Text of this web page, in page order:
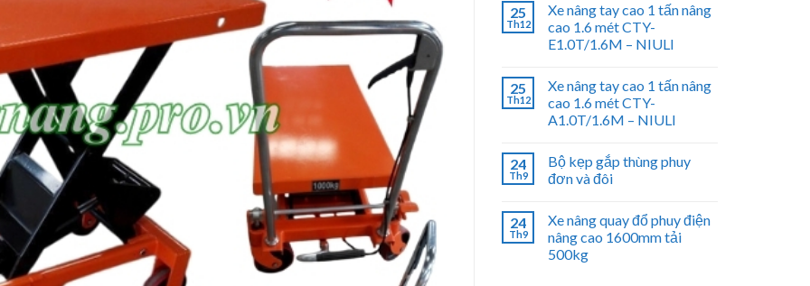
25
Th12
Xe nâng tay cao 1 tấn nâng
cao 1.6 mét CTY-
E1.0T/1.6M – NIULI
25
Th12
Xe nâng tay cao 1 tấn nâng
cao 1.6 mét CTY-
A1.0T/1.6M – NIULI
24
Th9
Bộ kẹp gắp thùng phuy
đơn và đôi
24
Th9
Xe nâng quay đổ phuy điện
nâng cao 1600mm tải
500kg